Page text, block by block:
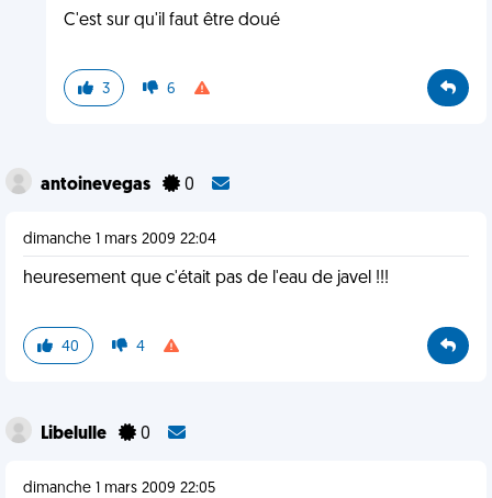
C'est sur qu'il faut être doué
3 6
antoinevegas 0
dimanche 1 mars 2009 22:04
heuresement que c'était pas de l'eau de javel !!!
40 4
Libelulle 0
dimanche 1 mars 2009 22:05